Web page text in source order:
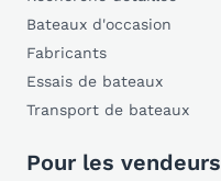
Bateaux d'occasion
Fabricants
Essais de bateaux
Transport de bateaux
Pour les vendeurs